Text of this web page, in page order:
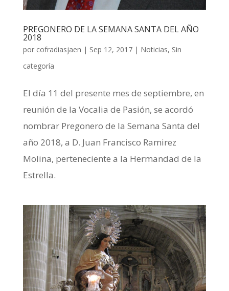
PREGONERO DE LA SEMANA SANTA DEL AÑO
2018
por cofradiasjaen | Sep 12, 2017| Noticias, Sin
categoría
El día 11 del presente mes de septiembre, en
reunión de la Vocalia de Pasión, se acordó
nombrar Pregonero de la Semana Santa del
año 2018, a D. Juan Francisco Ramirez
Molina, perteneciente a la Hermandad de la
Estrella.